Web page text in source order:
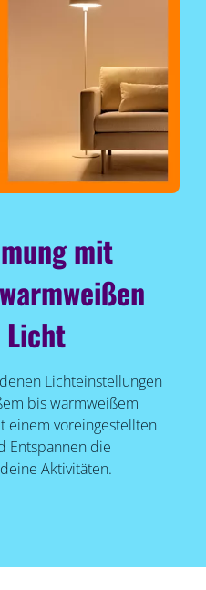
mit
Lichteinstellungen
bis warmweißem
einem voreingestellten
Entspannen die
Aktivitäten.